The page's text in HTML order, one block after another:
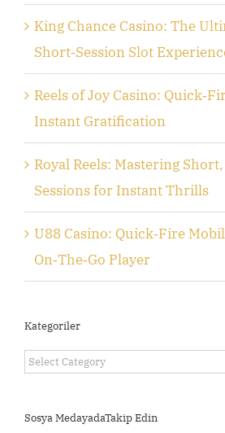
King Chance Casino: The
Short‑Session Slot
Reels of Joy Casino:
Instant Gratification
Royal Reels: Mastering
Sessions for Instant Thrills
U88 Casino: Quick‑Fire
On‑The‑Go Player
Kategoriler
Kategoriler
Sosya MedayadaTakip Edin